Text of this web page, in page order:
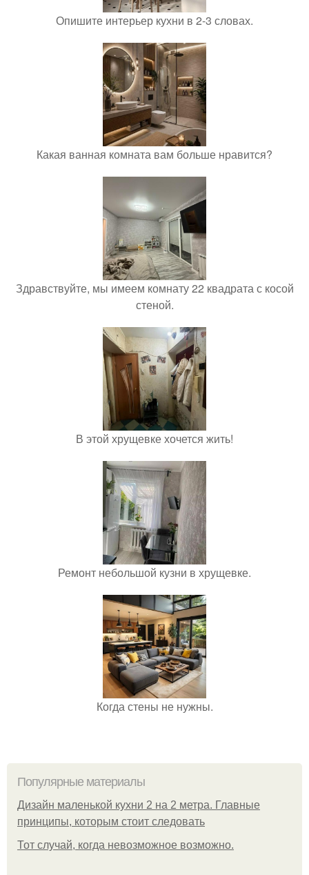
Опишите интерьер кухни в 2-3 словах.
Какая ванная комната вам больше нравится?
Здравствуйте, мы имеем комнату 22 квадрата с косой
стеной.
В этой хрущевке хочется жить!
Ремонт небольшой кузни в хрущевке.
Когда стены не нужны.
Популярные материалы
Дизайн маленькой кухни 2 на 2 метра. Главные
принципы, которым стоит следовать
Тот случай, когда невозможное возможно.